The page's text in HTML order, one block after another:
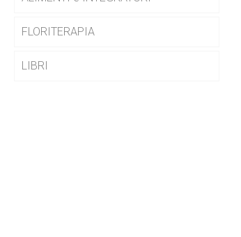
FLORITERAPIA
LIBRI